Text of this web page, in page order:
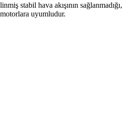
stabil hava akışının sağlanmadığı,
uyumludur.